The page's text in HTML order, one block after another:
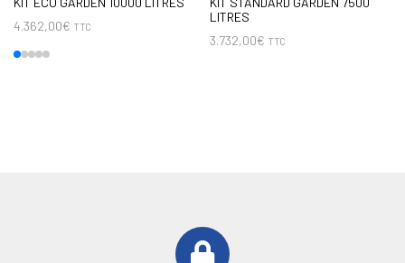
4.362,00€ TTC
LITRES
3.732,00€ TTC